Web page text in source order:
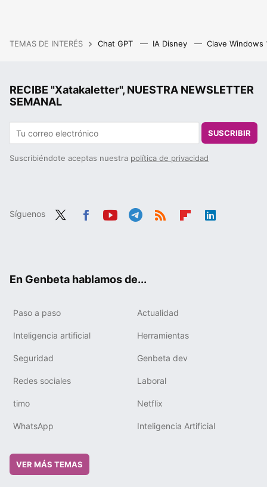
TEMAS DE INTERÉS Chat GPT IA Disney Clave Windows
RECIBE "Xatakaletter", NUESTRA NEWSLETTER
SEMANAL
SUSCRIBIR
Suscribiéndote aceptas nuestra política de privacidad
Síguenos
En Genbeta hablamos de...
Paso a paso Actualidad
Inteligencia artificial Herramientas
Seguridad Genbeta dev
Redes sociales Laboral
timo Netflix
WhatsApp Inteligencia Artificial
VER MÁS TEMAS